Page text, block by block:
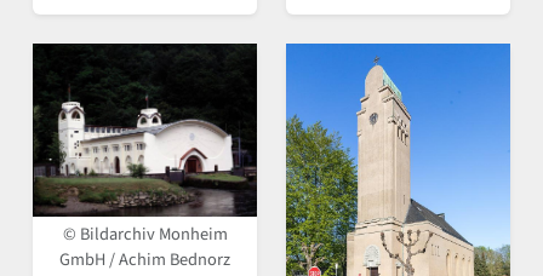
© Bildarchiv Monheim
GmbH / Achim Bednorz